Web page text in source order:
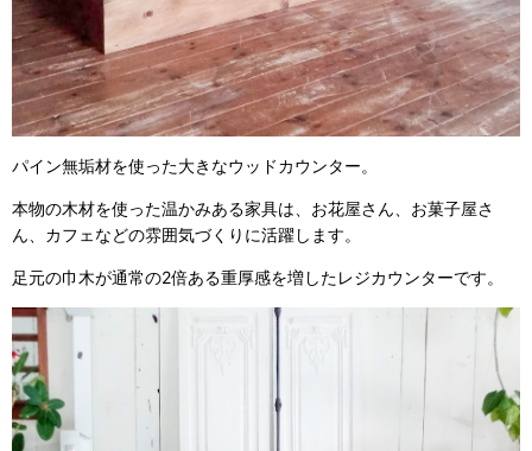
パイン無垢材を使った大きなウッドカウンター。
本物の木材を使った温かみある家具は、お花屋さん、お菓子屋さ
ん、カフェなどの雰囲気づくりに活躍します。
足元の巾木が通常の2倍ある重厚感を増したレジカウンターです。